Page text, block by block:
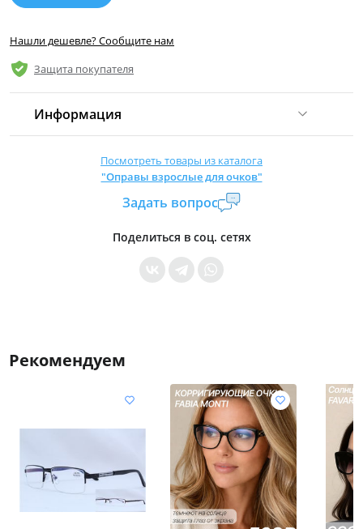
Нашли дешевле? Сообщите нам
Защита покупателя
Информация
Страна производитель:Китай
Уровень доступа:0
* Общие условия читайте в правилах сайта
Посмотреть товары из каталога
"Оправы взрослые для очков"
Задать вопрос
Поделиться в соц. сетях
Рекомендуем